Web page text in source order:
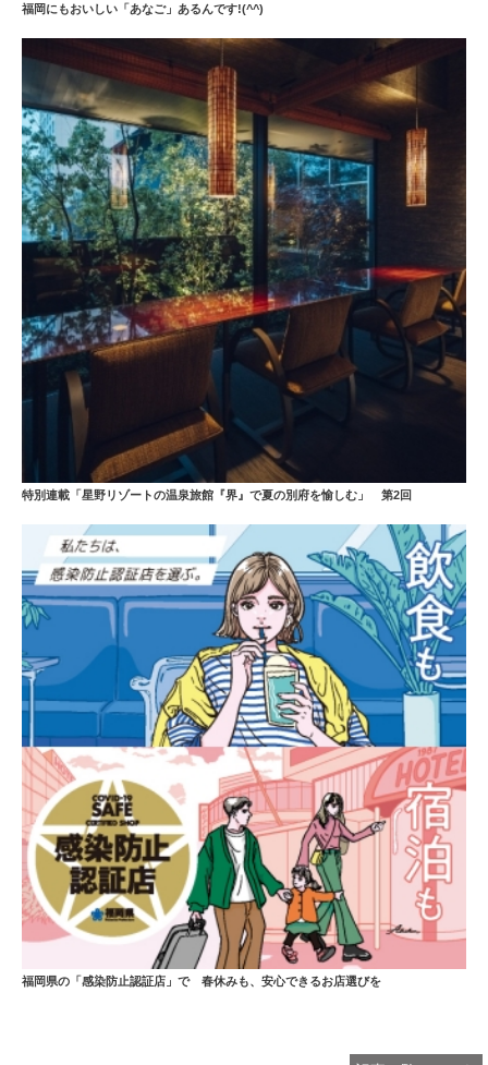
福岡にもおいしい「あなご」あるんです!(^^)
特別連載「星野リゾートの温泉旅館『界』で夏の別府を愉しむ」 第2回
福岡県の「感染防止認証店」で 春休みも、安心できるお店選びを